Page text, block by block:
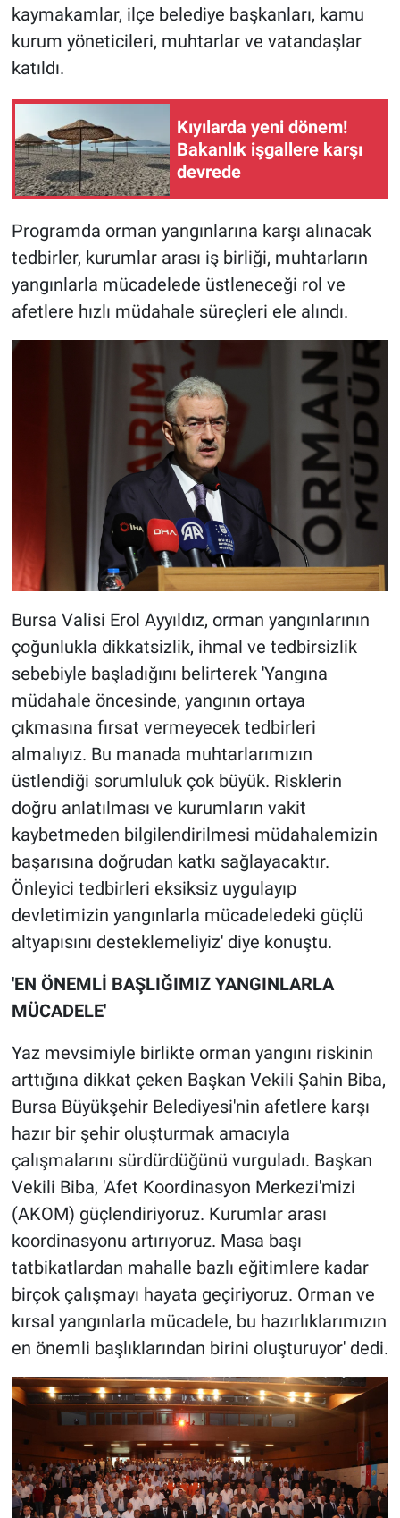
kaymakamlar, ilçe belediye başkanları, kamu
kurum yöneticileri, muhtarlar ve vatandaşlar
katıldı.
Kıyılarda yeni dönem!
Bakanlık işgallere karşı
devrede
Programda orman yangınlarına karşı alınacak
tedbirler, kurumlar arası iş birliği, muhtarların
yangınlarla mücadelede üstleneceği rol ve
afetlere hızlı müdahale süreçleri ele alındı.
Bursa Valisi Erol Ayyıldız, orman yangınlarının
çoğunlukla dikkatsizlik, ihmal ve tedbirsizlik
sebebiyle başladığını belirterek 'Yangına
müdahale öncesinde, yangının ortaya
çıkmasına fırsat vermeyecek tedbirleri
almalıyız. Bu manada muhtarlarımızın
üstlendiği sorumluluk çok büyük. Risklerin
doğru anlatılması ve kurumların vakit
kaybetmeden bilgilendirilmesi müdahalemizin
başarısına doğrudan katkı sağlayacaktır.
Önleyici tedbirleri eksiksiz uygulayıp
devletimizin yangınlarla mücadeledeki güçlü
altyapısını desteklemeliyiz' diye konuştu.
'EN ÖNEMLİ BAŞLIĞIMIZ YANGINLARLA
MÜCADELE'
Yaz mevsimiyle birlikte orman yangını riskinin
arttığına dikkat çeken Başkan Vekili Şahin Biba,
Bursa Büyükşehir Belediyesi'nin afetlere karşı
hazır bir şehir oluşturmak amacıyla
çalışmalarını sürdürdüğünü vurguladı. Başkan
Vekili Biba, 'Afet Koordinasyon Merkezi'mizi
(AKOM) güçlendiriyoruz. Kurumlar arası
koordinasyonu artırıyoruz. Masa başı
tatbikatlardan mahalle bazlı eğitimlere kadar
birçok çalışmayı hayata geçiriyoruz. Orman ve
kırsal yangınlarla mücadele, bu hazırlıklarımızın
en önemli başlıklarından birini oluşturuyor' dedi.